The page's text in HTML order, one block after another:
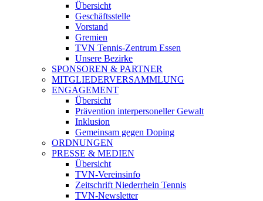
Übersicht
Geschäftsstelle
Vorstand
Gremien
TVN Tennis-Zentrum Essen
Unsere Bezirke
SPONSOREN & PARTNER
MITGLIEDERVERSAMMLUNG
ENGAGEMENT
Übersicht
Prävention interpersoneller Gewalt
Inklusion
Gemeinsam gegen Doping
ORDNUNGEN
PRESSE & MEDIEN
Übersicht
TVN-Vereinsinfo
Zeitschrift Niederrhein Tennis
TVN-Newsletter